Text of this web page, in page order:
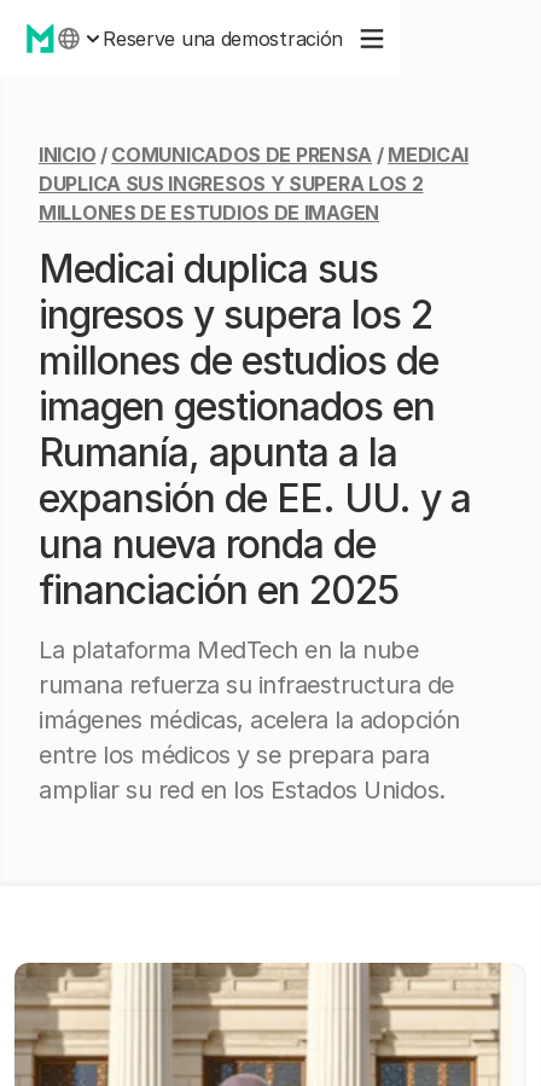
Reserve una demostración
INICIO / COMUNICADOS DE PRENSA / MEDICAI
DUPLICA SUS INGRESOS Y SUPERA LOS 2
MILLONES DE ESTUDIOS DE IMAGEN
Medicai duplica sus
ingresos y supera los 2
millones de estudios de
imagen gestionados en
Rumanía, apunta a la
expansión de EE. UU. y a
una nueva ronda de
financiación en 2025
La plataforma MedTech en la nube
rumana refuerza su infraestructura de
imágenes médicas, acelera la adopción
entre los médicos y se prepara para
ampliar su red en los Estados Unidos.